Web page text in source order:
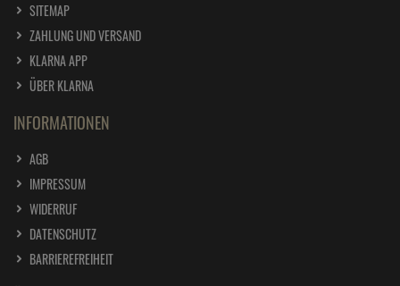
SITEMAP
ZAHLUNG UND VERSAND
KLARNA APP
ÜBER KLARNA
INFORMATIONEN
AGB
IMPRESSUM
WIDERRUF
DATENSCHUTZ
BARRIEREFREIHEIT